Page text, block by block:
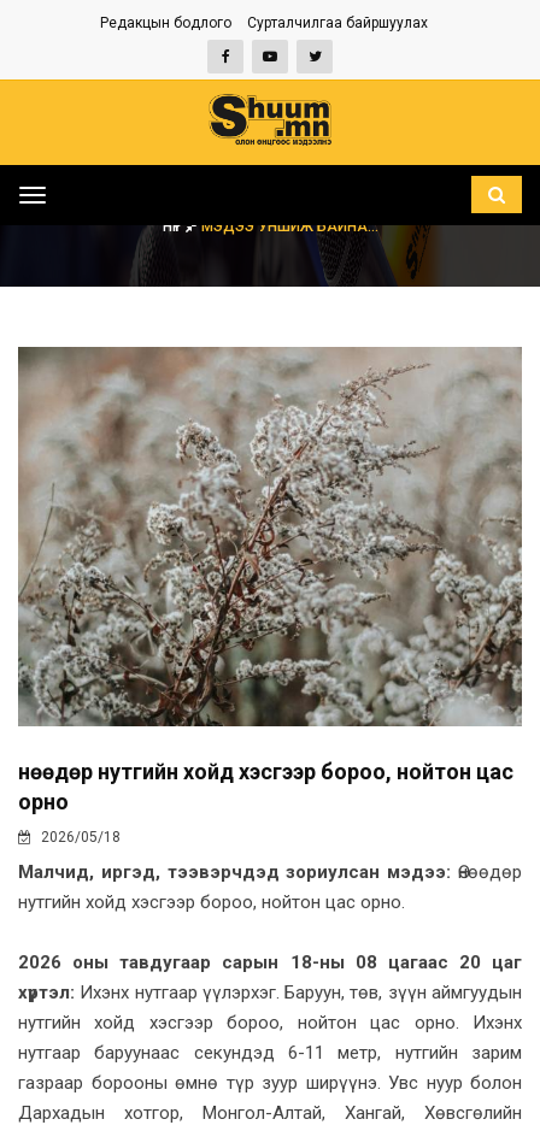
Редакцын бодлого Сурталчилгаа байршуулах
Toggle
НҮҮР МЭДЭЭ УНШИЖ БАЙНА...
Өнөөдөр нутгийн хойд хэсгээр бороо, нойтон цас
орно
2026/05/18
Малчид, иргэд, тээвэрчдэд зориулсан мэдээ: Өнөөдөр
нутгийн хойд хэсгээр бороо, нойтон цас орно.
2026 оны тавдугаар сарын 18-ны 08 цагаас 20 цаг
хүртэл: Ихэнх нутгаар үүлэрхэг. Баруун, төв, зүүн аймгуудын
нутгийн хойд хэсгээр бороо, нойтон цас орно. Ихэнх
нутгаар баруунаас секундэд 6-11 метр, нутгийн зарим
газраар борооны өмнө түр зуур ширүүнэ. Увс нуур болон
Дархадын хотгор, Монгол-Алтай, Хангай, Хөвсгөлийн